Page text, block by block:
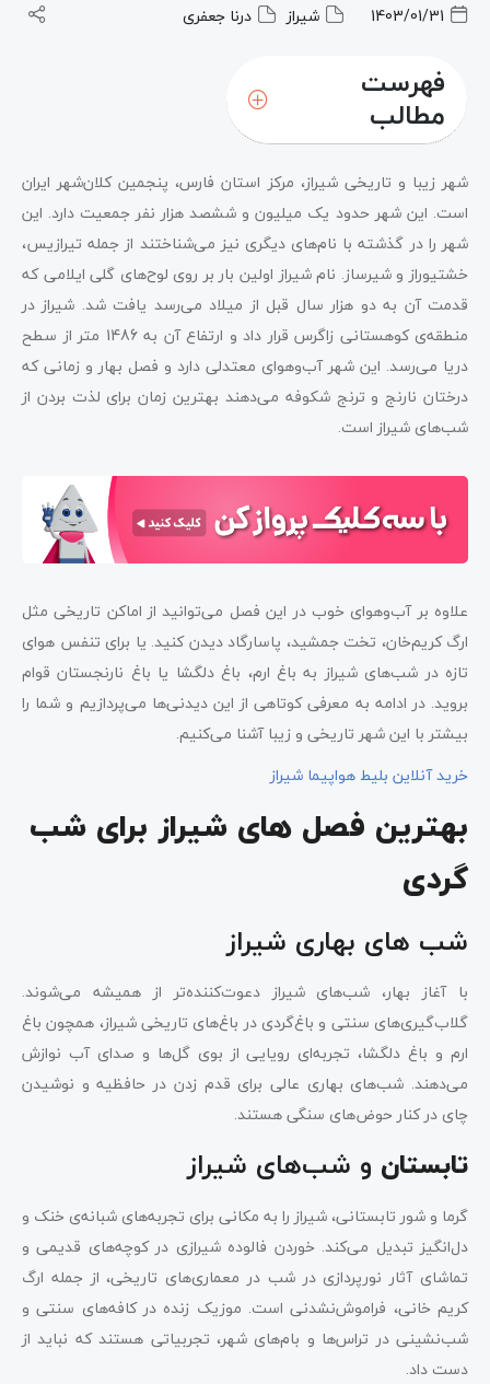
1403/01/31 شیراز درنا جعفری
فهرست
مطالب
شهر زیبا و تاریخی شیراز، مرکز استان فارس، پنجمین کلان‌شهر ایران
است. این شهر حدود یک میلیون و ششصد هزار نفر جمعیت دارد. این
شهر را در گذشته با نام‌های دیگری نیز می‌شناختند از جمله تیرازیس،
خشتیوراز و شیرساز. نام شیراز اولین بار بر روی لوح‌های گلی ایلامی که
قدمت آن به دو هزار سال قبل از میلاد می‌رسد یافت شد. شیراز در
منطقه‌ی کوهستانی زاگرس قرار داد و ارتفاع آن به 1486 متر از سطح
دریا می‌رسد. این شهر آب‌و‌هوای معتدلی دارد و فصل بهار و زمانی که
درختان نارنج و ترنج شکوفه می‌دهند بهترین زمان برای لذت بردن از
شب‌های شیراز است.
علاوه بر آب‌وهوای خوب در این فصل می‌توانید از اماکن تاریخی مثل
ارگ کریم‌خان، تخت جمشید، پاسارگاد دیدن کنید. یا برای تنفس هوای
تازه در شب‌های شیراز به باغ ارم، باغ دلگشا یا باغ نارنجستان قوام
بروید. در ادامه به معرفی کوتاهی از این دیدنی‌ها می‌پردازیم و شما را
بیشتر با این شهر تاریخی و زیبا آشنا می‌کنیم.
خرید آنلاین بلیط هواپیما شیراز
بهترین فصل های شیراز برای شب
گردی
شب های بهاری شیراز
با آغاز بهار، شب‌های شیراز دعوت‌کننده‌تر از همیشه می‌شوند.
گلاب‌گیری‌های سنتی و باغ‌گردی در باغ‌های تاریخی شیراز، همچون باغ
ارم و باغ دلگشا، تجربه‌ای رویایی از بوی گل‌ها و صدای آب نوازش
می‌دهند. شب‌های بهاری عالی برای قدم زدن در حافظیه و نوشیدن
چای در کنار حوض‌های سنگی هستند.
تابستان و شب‌های شیراز
گرما و شور تابستانی، شیراز را به مکانی برای تجربه‌های شبانه‌ی خنک و
دل‌انگیز تبدیل می‌کند. خوردن فالوده شیرازی در کوچه‌های قدیمی و
تماشای آثار نورپردازی در شب در معماری‌های تاریخی، از جمله ارگ
کریم خانی، فراموش‌نشدنی است. موزیک زنده در کافه‌های سنتی و
شب‌نشینی در تراس‌ها و بام‌های شهر، تجربیاتی هستند که نباید از
دست داد.